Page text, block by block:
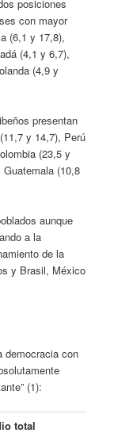
posiciones
con mayor
(6,1 y 17,8),
(4,1 y 6,7),
(4,9 y
presentan
y 14,7), Perú
(23,5 y
(10,8
aunque
a la
de la
y Brasil, México
democracia con
(1):
total